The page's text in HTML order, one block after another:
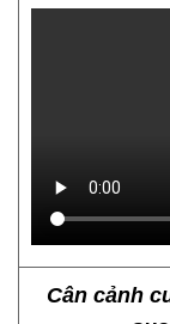
lựa chọn làm
khổng lồ.
với kích thước